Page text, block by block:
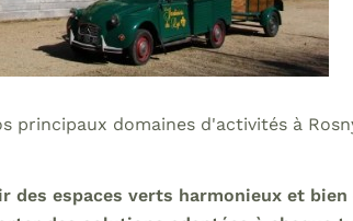
principaux domaines d'activités à
des espaces verts harmonieux et